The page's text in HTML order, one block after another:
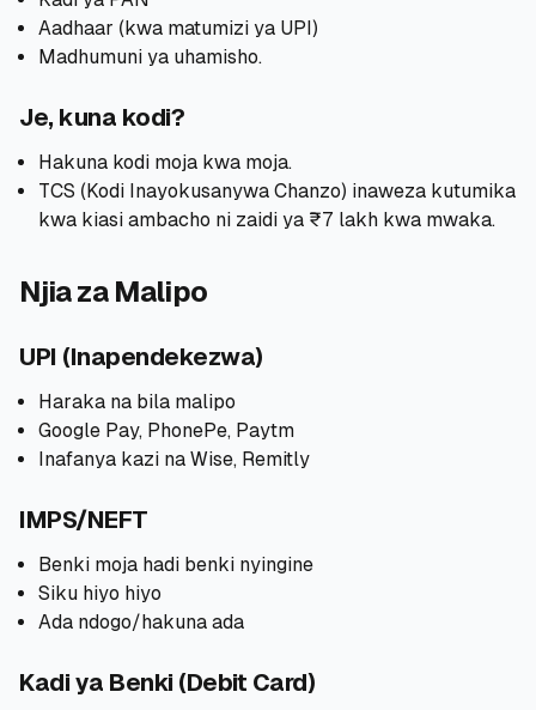
Aadhaar (kwa matumizi ya UPI)
Madhumuni ya uhamisho.
Je, kuna kodi?
Hakuna kodi moja kwa moja.
TCS (Kodi Inayokusanywa Chanzo) inaweza kutumika
kwa kiasi ambacho ni zaidi ya ₹7 lakh kwa mwaka.
Njia za Malipo
UPI (Inapendekezwa)
Haraka na bila malipo
Google Pay, PhonePe, Paytm
Inafanya kazi na Wise, Remitly
IMPS/NEFT
Benki moja hadi benki nyingine
Siku hiyo hiyo
Ada ndogo/hakuna ada
Kadi ya Benki (Debit Card)